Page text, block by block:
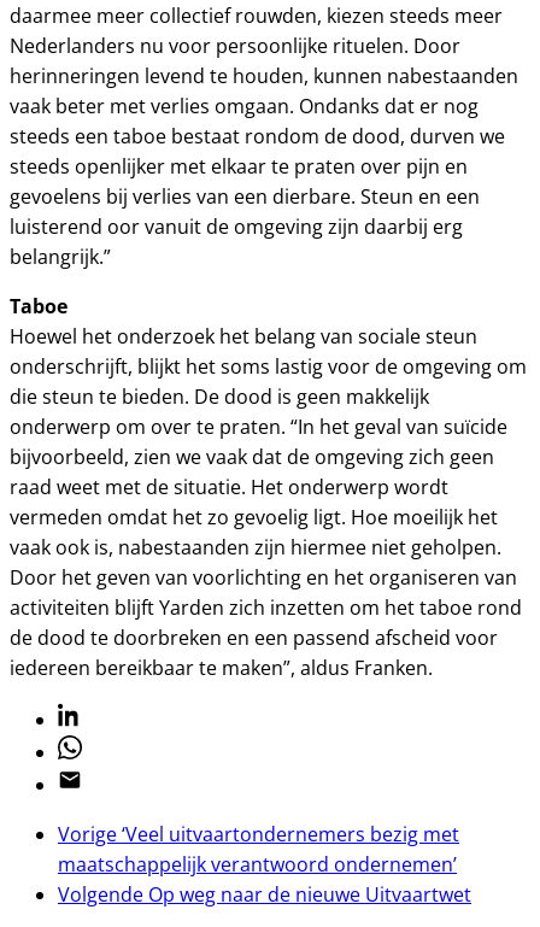
daarmee meer collectief rouwden, kiezen steeds meer
Nederlanders nu voor persoonlijke rituelen. Door
herinneringen levend te houden, kunnen nabestaanden
vaak beter met verlies omgaan. Ondanks dat er nog
steeds een taboe bestaat rondom de dood, durven we
steeds openlijker met elkaar te praten over pijn en
gevoelens bij verlies van een dierbare. Steun en een
luisterend oor vanuit de omgeving zijn daarbij erg
belangrijk.”
Taboe
Hoewel het onderzoek het belang van sociale steun
onderschrijft, blijkt het soms lastig voor de omgeving om
die steun te bieden. De dood is geen makkelijk
onderwerp om over te praten. “In het geval van suïcide
bijvoorbeeld, zien we vaak dat de omgeving zich geen
raad weet met de situatie. Het onderwerp wordt
vermeden omdat het zo gevoelig ligt. Hoe moeilijk het
vaak ook is, nabestaanden zijn hiermee niet geholpen.
Door het geven van voorlichting en het organiseren van
activiteiten blijft Yarden zich inzetten om het taboe rond
de dood te doorbreken en een passend afscheid voor
iedereen bereikbaar te maken”, aldus Franken.
Linkedin
Whatsapp
Email
Vorige‘Veel uitvaartondernemers bezig met
maatschappelijk verantwoord ondernemen’
Volgende Op weg naar de nieuwe Uitvaartwet